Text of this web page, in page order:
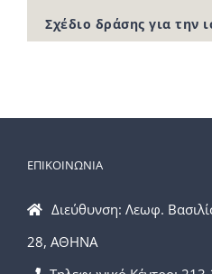
Σχέδιο δράσης για την
ΕΠΙΚΟΙΝΩΝΙΑ
Διεύθυνση: Λεωφ.
28, ΑΘΗΝΑ